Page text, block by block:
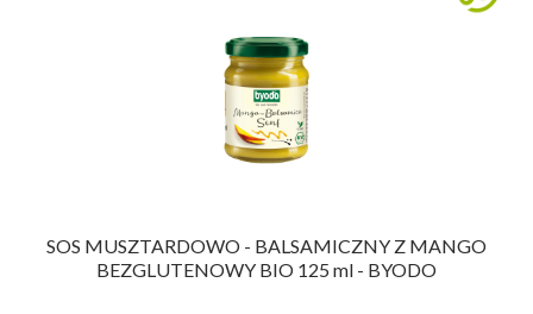
SOS MUSZTARDOWO - BALSAMICZNY Z MANGO
BEZGLUTENOWY BIO 125 ml - BYODO